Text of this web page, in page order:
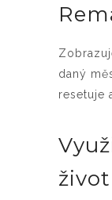
daný
resetuje